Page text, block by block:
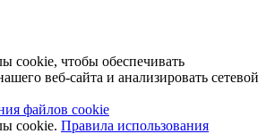
cookie, чтобы обеспечивать
веб-сайта и анализировать сетевой
файлов cookie
cookie. Правила использования